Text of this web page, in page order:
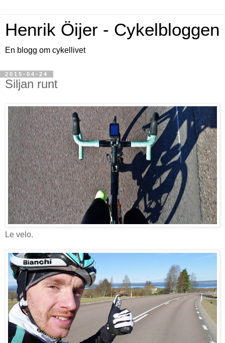
Henrik Öijer - Cykelbloggen
En blogg om cykellivet
2015-04-24
Siljan runt
Le velo.